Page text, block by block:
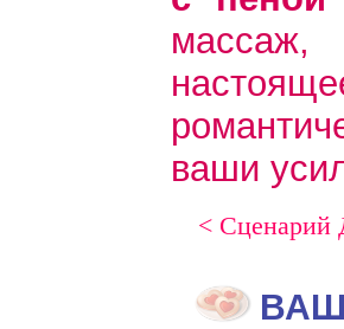
массаж,
ваши
< Сценарий